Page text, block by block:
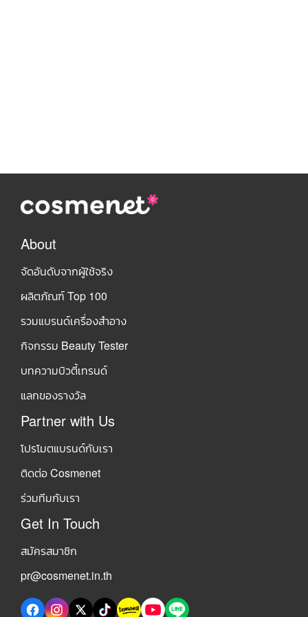
About
จัดอันดับจากผู้ใช้จริง
ผลิตภัณฑ์ Top 100
รวมแบรนด์เครื่องสำอาง
กิจกรรม Beauty Tester
บทความบิวตี้เทรนด์
แลกของรางวัล
Partner with Us
โปรโมตแบรนด์กับเรา
ติดต่อ Cosmenet
ร่วมทีมกับเรา
Get In Touch
สมัครสมาชิก
pr@cosmenet.in.th